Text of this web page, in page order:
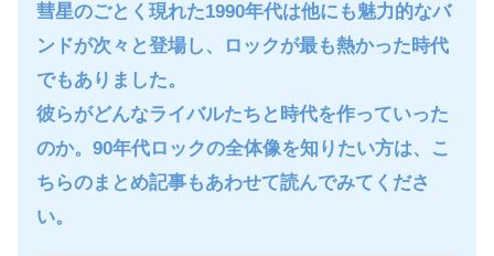
彗星のごとく現れた1990年代は他にも魅力的なバ
ンドが次々と登場し、ロックが最も熱かった時代
でもありました。
彼らがどんなライバルたちと時代を作っていった
のか。90年代ロックの全体像を知りたい方は、こ
ちらのまとめ記事もあわせて読んでみてくださ
い。